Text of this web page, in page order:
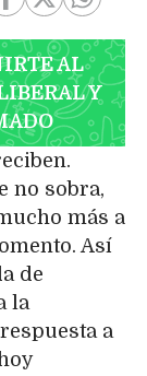
AL
Y
no sobra,
más a
Así
de
la
a